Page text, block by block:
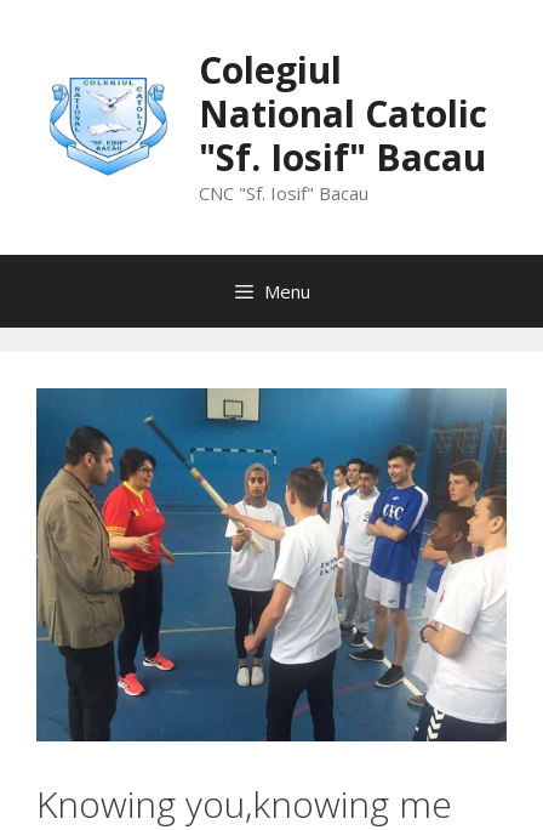
content
Colegiul
National Catolic
"Sf. Iosif" Bacau
CNC "Sf. Iosif" Bacau
Menu
Knowing you,knowing me